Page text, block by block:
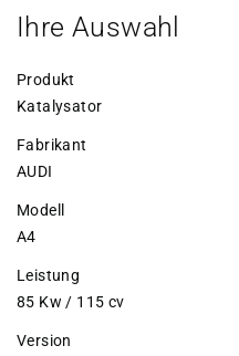
Ihre Auswahl
Produkt
Katalysator
Fabrikant
AUDI
Modell
A4
Leistung
85 Kw / 115 cv
Version